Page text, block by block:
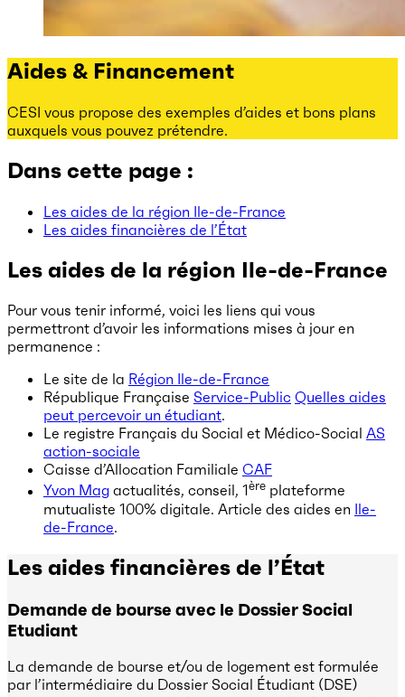
Aides & Financement
CESI vous propose des exemples d’aides et bons plans
auxquels vous pouvez prétendre.
Dans cette page :
Les aides de la région Ile-de-France
Les aides financières de l’État
Les aides de la région Ile-de-France
Pour vous tenir informé, voici les liens qui vous
permettront d’avoir les informations mises à jour en
permanence :
Le site de la Région Ile-de-France
République Française Service-Public Quelles aides
peut percevoir un étudiant.
Le registre Français du Social et Médico-Social AS
action-sociale
Caisse d’Allocation Familiale CAF
Yvon Mag actualités, conseil, 1ère plateforme
mutualiste 100% digitale. Article des aides en Ile-
de-France.
Les aides financières de l’État
Demande de bourse avec le Dossier Social
Etudiant
La demande de bourse et/ou de logement est formulée
par l’intermédiaire du Dossier Social Étudiant (DSE)